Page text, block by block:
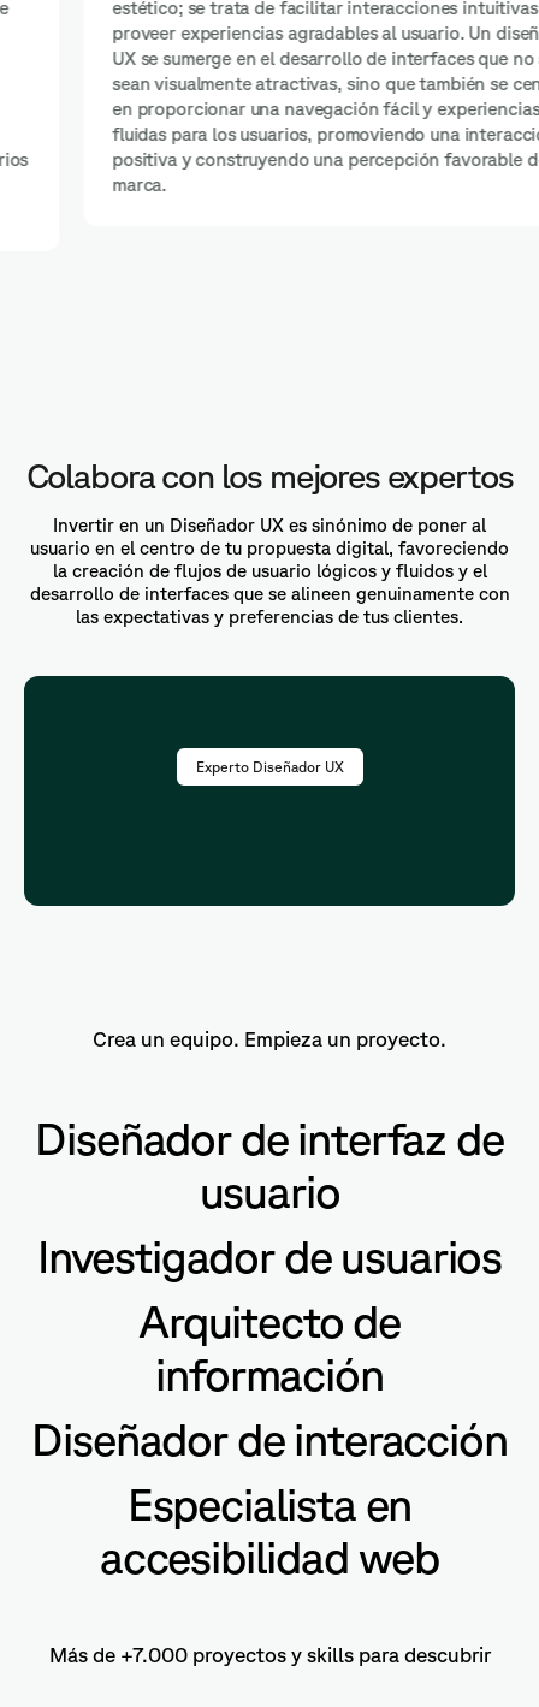
estético; se trata de facilitar interacciones intuitivas y
proveer experiencias agradables al usuario. Un diseñador
UX se sumerge en el desarrollo de interfaces que no solo
sean visualmente atractivas, sino que también se centren
en proporcionar una navegación fácil y experiencias
fluidas para los usuarios, promoviendo una interacción
positiva y construyendo una percepción favorable de tu
Colabora con los mejores expertos
Invertir en un Diseñador UX es sinónimo de poner al
usuario en el centro de tu propuesta digital, favoreciendo
la creación de flujos de usuario lógicos y fluidos y el
desarrollo de interfaces que se alineen genuinamente con
las expectativas y preferencias de tus clientes.
Experto Diseñador UX
Crea un equipo. Empieza un proyecto.
Diseñador de interfaz de
usuario
Investigador de usuarios
Arquitecto de
información
Diseñador de interacción
Especialista en
accesibilidad web
Más de +7.000 proyectos y skills para descubrir